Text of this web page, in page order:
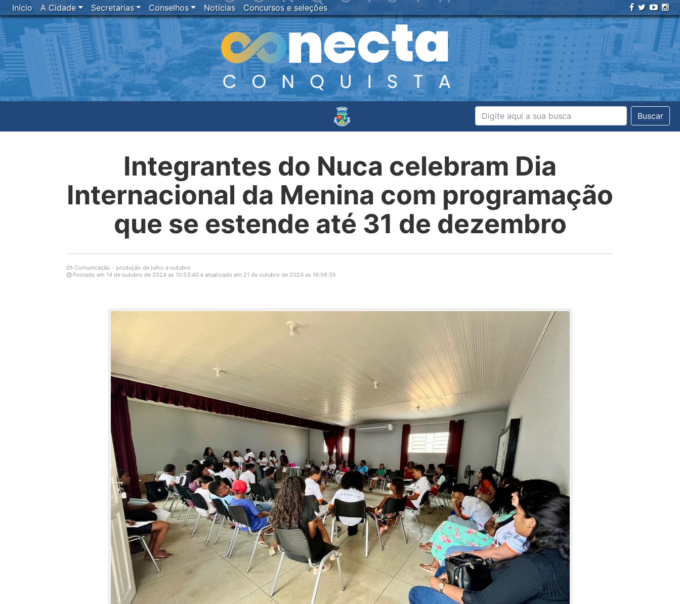
Início A Cidade Secretarias Conselhos Notícias Concursos e seleções
Buscar
Integrantes do Nuca celebram Dia
Internacional da Menina com programação
que se estende até 31 de dezembro
Comunicação - produção de julho a outubro
Postado em 14 de outubro de 2024 as 10:53:40 e atualizado em 21 de outubro de 2024 as 16:56:35